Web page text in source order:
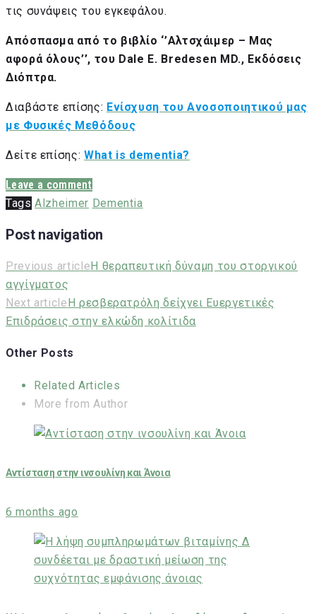
τις συνάψεις του εγκεφάλου.
Απόσπασμα από το βιβλίο ‘’Αλτσχάιμερ – Μας
αφορά όλους’’, του Dale E. Bredesen MD., Εκδόσεις
Διόπτρα.
Διαβάστε επίσης: Ενίσχυση του Ανοσοποιητικού μας
με Φυσικές Μεθόδους
Δείτε επίσης: What is dementia?
Leave a comment
Tags Alzheimer Dementia
Post navigation
Previous articleΗ θεραπευτική δύναμη του στοργικού
αγγίγματος
Next articleΗ ρεσβερατρόλη δείχνει Ευεργετικές
Επιδράσεις στην ελκώδη κολίτιδα
Other Posts
Related Articles
More from Author
Αντίσταση στην ινσουλίνη και Άνοια
6 months ago